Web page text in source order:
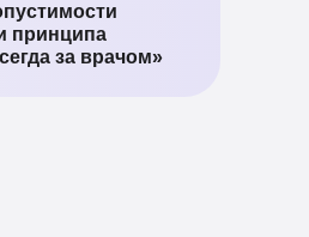
принципа
за врачом»